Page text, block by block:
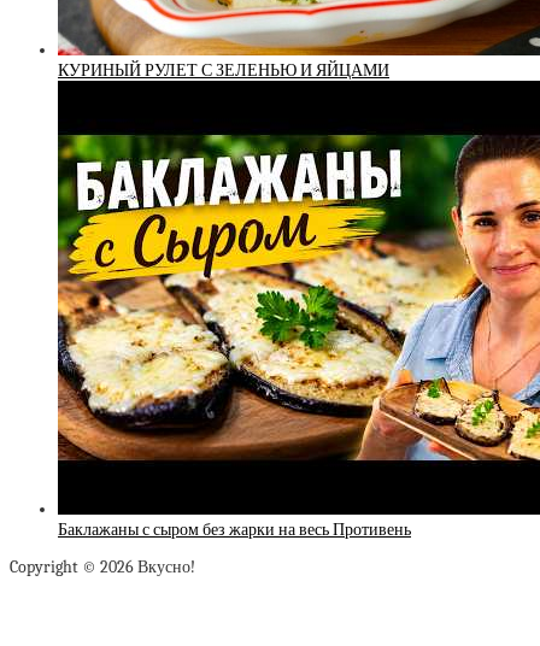
КУРИНЫЙ РУЛЕТ С ЗЕЛЕНЬЮ И ЯЙЦАМИ
Баклажаны с сыром без жарки на весь Противень
Copyright © 2026 Вкусно!